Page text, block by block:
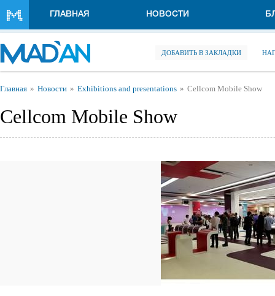
ГЛАВНАЯ НОВОСТИ
ДОБАВИТЬ В ЗАКЛАДКИ
Вы здесь
Главная Новости Exhibitions and presentations Cellcom Mobile Show
Cellcom Mobile Show